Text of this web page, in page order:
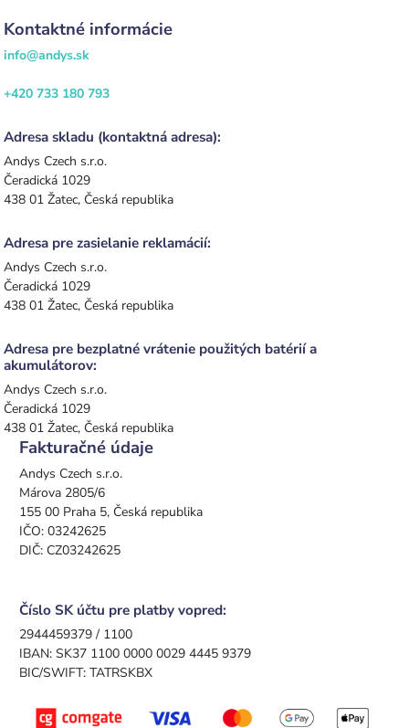
Kontaktné informácie
info@andys.sk
+420 733 180 793
Adresa skladu (kontaktná adresa):
Andys Czech s.r.o.
Čeradická 1029
438 01 Žatec, Česká republika
Adresa pre zasielanie reklamácií:
Andys Czech s.r.o.
Čeradická 1029
438 01 Žatec, Česká republika
Adresa pre bezplatné vrátenie použitých batérií a
akumulátorov:
Andys Czech s.r.o.
Čeradická 1029
438 01 Žatec, Česká republika
Fakturačné údaje
Andys Czech s.r.o.
Márova 2805/6
155 00 Praha 5, Česká republika
IČO: 03242625
DIČ: CZ03242625
Číslo SK účtu pre platby vopred:
2944459379 / 1100
IBAN: SK37 1100 0000 0029 4445 9379
BIC/SWIFT: TATRSKBX